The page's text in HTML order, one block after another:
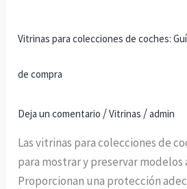
Vitrinas para colecciones de coches:
de compra
Deja un comentario /Vitrinas /admin
Las vitrinas para colecciones de
para mostrar y preservar modelos
Proporcionan una protección
de